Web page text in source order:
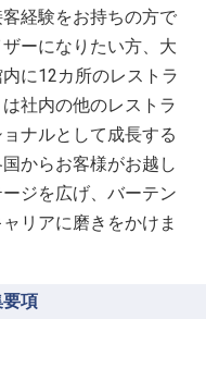
経験をお持ちの方で
ーになりたい方、大
に12カ所のレストラ
社内の他のレストラ
ナルとして成長する
からお客様がお越し
ジを広げ、バーテン
リアに磨きをかけま
項